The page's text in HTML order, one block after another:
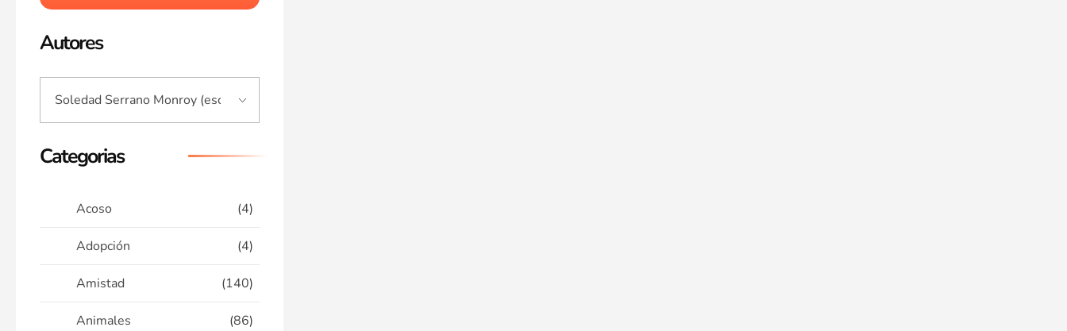
Autores
Categorias
Acoso (4)
Adopción (4)
Amistad (140)
Animales (86)